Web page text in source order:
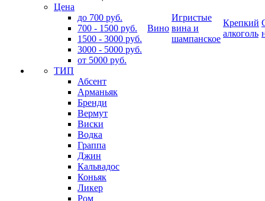
Цена
до 700 руб.
700 - 1500 руб.
1500 - 3000 руб.
3000 - 5000 руб.
от 5000 руб.
ТИП
Абсент
Арманьяк
Бренди
Вермут
Виски
Водка
Граппа
Джин
Кальвадос
Коньяк
Ликер
Ром
Вино
Игристые
вина и
шампанское
Крепкий
алкоголь